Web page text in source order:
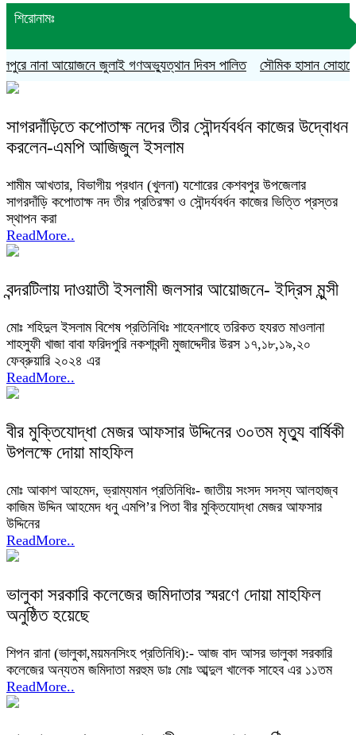
শিরোনামঃ
নানা আয়োজনে জুলাই গণঅভ্যুত্থান দিবস পালিত সৌমিক হাসান সোহাগের
সাগরদাঁড়িতে কপোতাক্ষ নদের তীর সৌন্দর্যবর্ধন কাজের উদ্বোধন
করলেন-এমপি আজিজুল ইসলাম
শামীম আখতার, বিভাগীয় প্রধান (খুলনা) যশোরের কেশবপুর উপজেলার
সাগরদাঁড়ি কপোতাক্ষ নদ তীর প্রতিরক্ষা ও সৌন্দর্যবর্ধন কাজের ভিত্তি প্রস্তর
স্থাপন করা
ReadMore..
বন্দরটিলায় দাওয়াতী ইসলামী জলসার আয়োজনে- ইদ্রিস মুন্সী
মোঃ শহিদুল ইসলাম বিশেষ প্রতিনিধিঃ শাহেনশাহে তরিকত হযরত মাওলানা
শাহসুফী খাজা বাবা ফরিদপুরি নকশাবন্দী মুজাদ্দেদীর উরস ১৭,১৮,১৯,২০
ফেব্রুয়ারি ২০২৪ এর
ReadMore..
বীর মুক্তিযোদ্ধা মেজর আফসার উদ্দিনের ৩০তম মৃত্যু বার্ষিকী
উপলক্ষে দোয়া মাহফিল
মোঃ আকাশ আহমেদ, ভ্রাম্যমান প্রতিনিধিঃ- জাতীয় সংসদ সদস্য আলহাজ্ব
কাজিম উদ্দিন আহমেদ ধনু এমপি’র পিতা বীর মুক্তিযোদ্ধা মেজর আফসার
উদ্দিনের
ReadMore..
ভালুকা সরকারি কলেজের জমিদাতার স্মরণে দোয়া মাহফিল
অনুষ্ঠিত হয়েছে
শিপন রানা (ভালুকা,ময়মনসিংহ প্রতিনিধি):- আজ বাদ আসর ভালুকা সরকারি
কলেজের অন্যতম জমিদাতা মরহুম ডাঃ মোঃ আব্দুল খালেক সাহেব এর ১১তম
ReadMore..